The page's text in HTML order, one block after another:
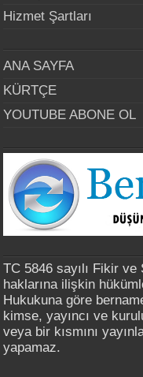
Hizmet Şartları
ANA SAYFA
KÜRTÇE
YOUTUBE ABONE OL
TC 5846 sayılı Fikir
haklarına ilişkin
Hukukuna göre
kimse, yayıncı ve
veya bir kısmını
yapamaz.